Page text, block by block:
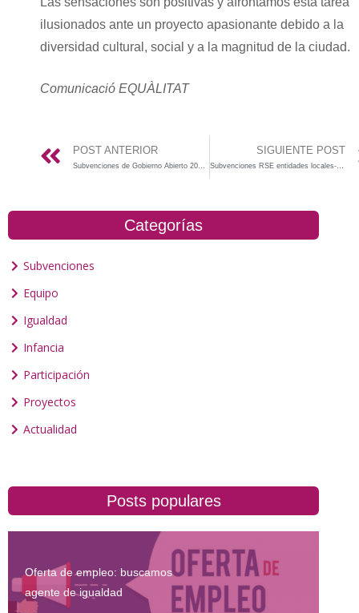
ilusionados ante un proyecto apasionante debido a la
diversidad cultural, social y a la magnitud de la ciudad.
Comunicació EQUÀLITAT
POST ANTERIOR
Subvenciones de Gobierno Abierto 2020-Generalitat Valenciana
SIGUIENTE POST
Subvenciones RSE entidades locales-Generalitat Valenciana 2020
Categorías
Subvenciones
Equipo
Igualdad
Infancia
Participación
Proyectos
Actualidad
Posts populares
Oferta de empleo: buscamos
agente de igualdad